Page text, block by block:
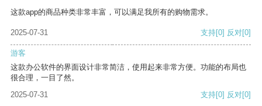
这款app的商品种类非常丰富，可以满足我所有的购物需求。
2025-07-31 支持[0] 反对[0]
游客
这款办公软件的界面设计非常简洁，使用起来非常方便。功能的布局也
很合理，一目了然。
2025-07-31
支持[0] 反对[0]